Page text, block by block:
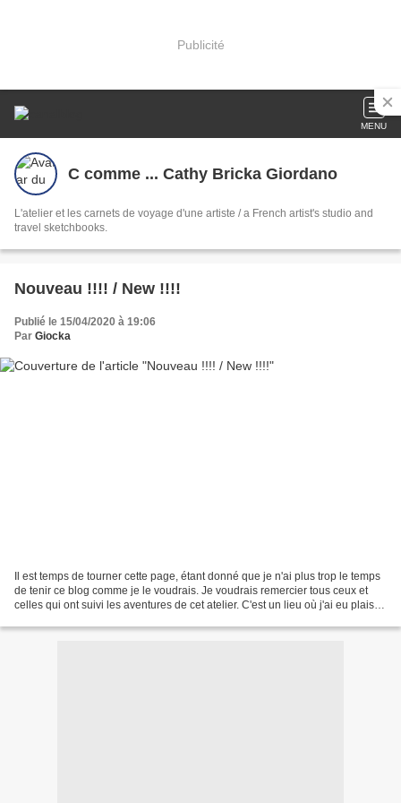
Publicité
MENU
C comme ... Cathy Bricka Giordano
L'atelier et les carnets de voyage d'une artiste / a French artist's studio and
travel sketchbooks.
Nouveau !!!! / New !!!!
Publié le 15/04/2020 à 19:06
Par Giocka
Il est temps de tourner cette page, étant donné que je n'ai plus trop le temps
de tenir ce blog comme je le voudrais. Je voudrais remercier tous ceux et
celles qui ont suivi les aventures de cet atelier. C'est un lieu où j'ai eu plaisir